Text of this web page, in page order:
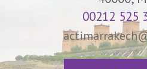
00212 525